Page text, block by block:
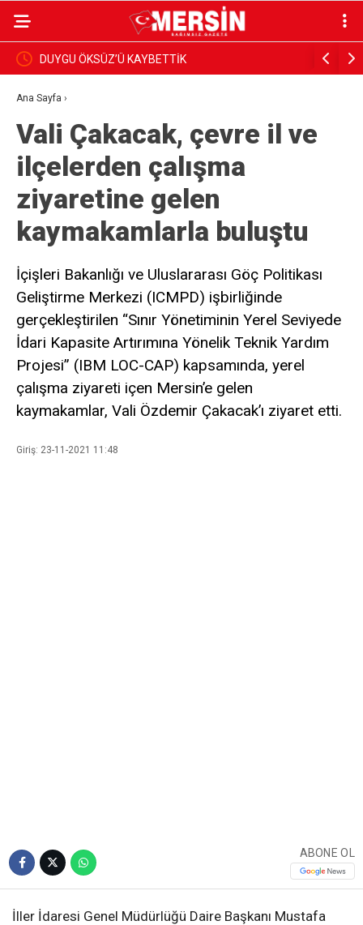
BAŞKAN YILDIZ, SAHADAKİ
Ana Sayfa ›
Vali Çakacak, çevre il ve
ilçelerden çalışma
ziyaretine gelen
kaymakamlarla buluştu
İçişleri Bakanlığı ve Uluslararası Göç Politikası
Geliştirme Merkezi (ICMPD) işbirliğinde
gerçekleştirilen “Sınır Yönetiminin Yerel Seviyede
İdari Kapasite Artırımına Yönelik Teknik Yardım
Projesi” (IBM LOC-CAP) kapsamında, yerel
çalışma ziyareti içen Mersin’e gelen
kaymakamlar, Vali Özdemir Çakacak’ı ziyaret etti.
Giriş: 23-11-2021 11:48
ABONE OL
İller İdaresi Genel Müdürlüğü Daire Başkanı Mustafa